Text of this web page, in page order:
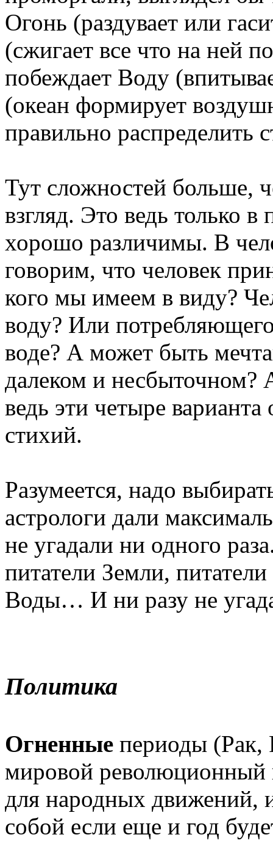
Огонь (раздувает или
(сжигает все что на ней
побеждает Воду
(океан формирует
правильно распределить
Тут сложностей больше,
взгляд. Это ведь только
хорошо различимы. В
говорим, что человек
кого мы имеем в виду?
воду? Или
воде? А может быть
далеком и несбыточном?
ведь эти четыре
стихий.
Разумеется, надо
астрологи дали
не угадали ни одного
питатели Земли,
Воды… И ни разу не
Политика
Огненные периоды (Рак,
мировой революционный
для народных движений,
собой если еще и год